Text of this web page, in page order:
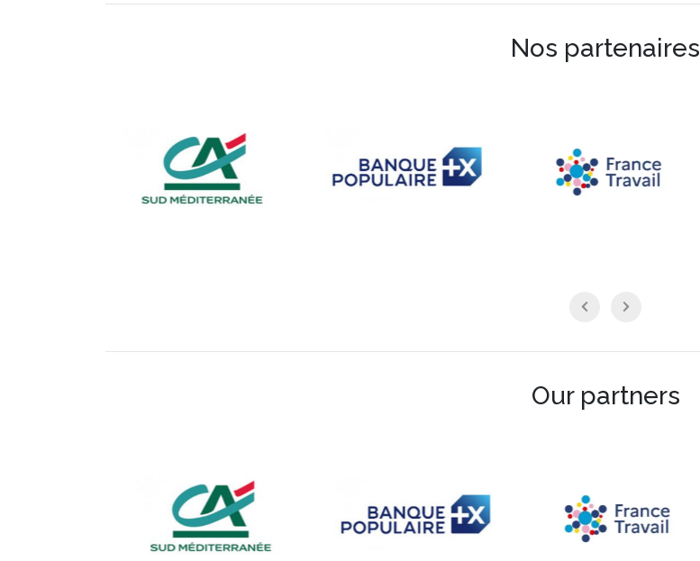
Nos partenaires
Our partners